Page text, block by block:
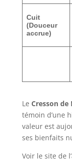
Cuit
(Douceur
accrue)
Le Cresson de
témoin d’une
valeur est
ses bienfaits
Voir le site de